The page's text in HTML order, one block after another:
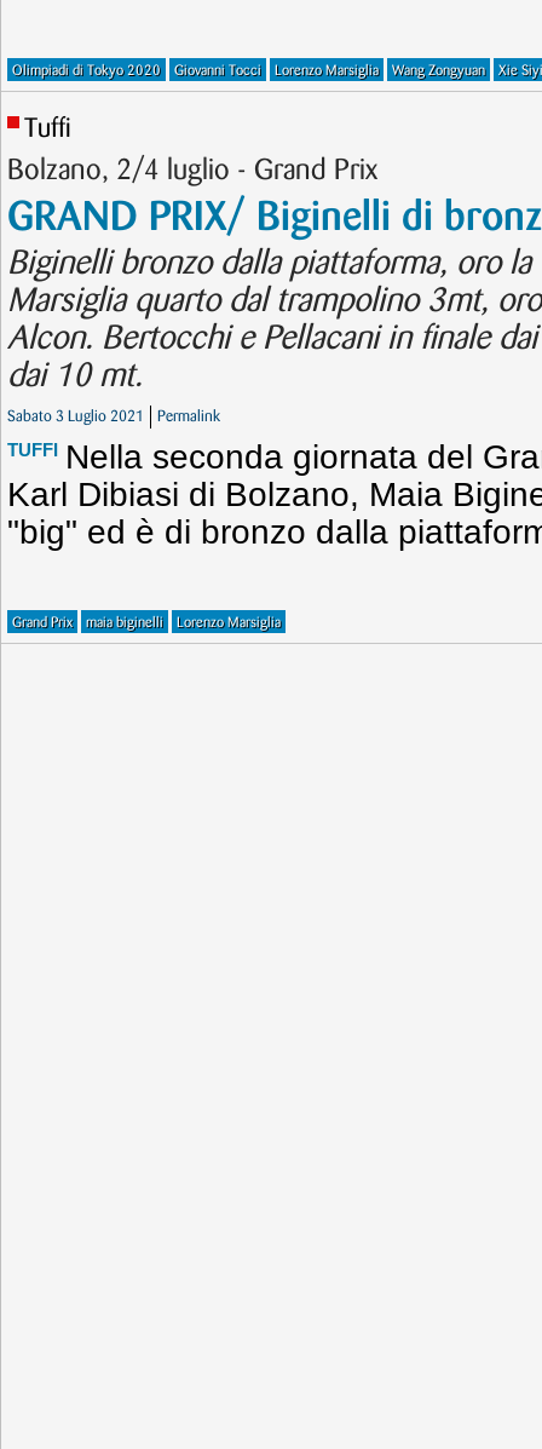
Olimpiadi di Tokyo 2020 Giovanni Tocci Lorenzo Marsiglia Wang Zongyuan Xie Siyi
Tuffi
Bolzano, 2/4 luglio - Grand Prix
GRAND PRIX/ Biginelli di
Biginelli bronzo dalla piattaforma, oro la
Marsiglia quarto dal trampolino 3mt,
Alcon. Bertocchi e Pellacani in finale
dai 10 mt.
Sabato 3 Luglio 2021 Permalink
TUFFI Nella seconda giornata del
Karl Dibiasi di Bolzano, Maia
"big" ed è di bronzo dalla
Grand Prix maia biginelli Lorenzo Marsiglia